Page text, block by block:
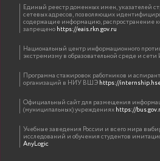
Единый реестр доменных имен, указателей
сетевых адресов, позволяющих
содержащие информацию, распространение
запрещеноhttps://eais.rkn.gov.ru
Национальный центр информационного
экстремизму в образовательной среде и
Программа стажировок работников и
организаций в НИУ ВШЭhttps://
Официальный сайт для размещения
(муниципальных) учрежденияхhttps://
Учебные заведения России и всего мира
исследований и обучения студентов
AnyLogic